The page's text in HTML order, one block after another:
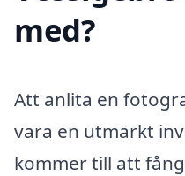
med?
Att anlita en
vara en utmärkt
kommer till att